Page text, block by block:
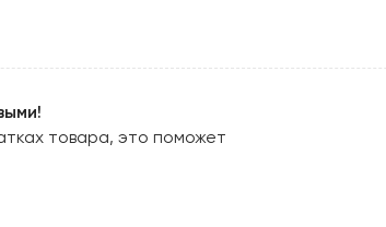
товара, это поможет